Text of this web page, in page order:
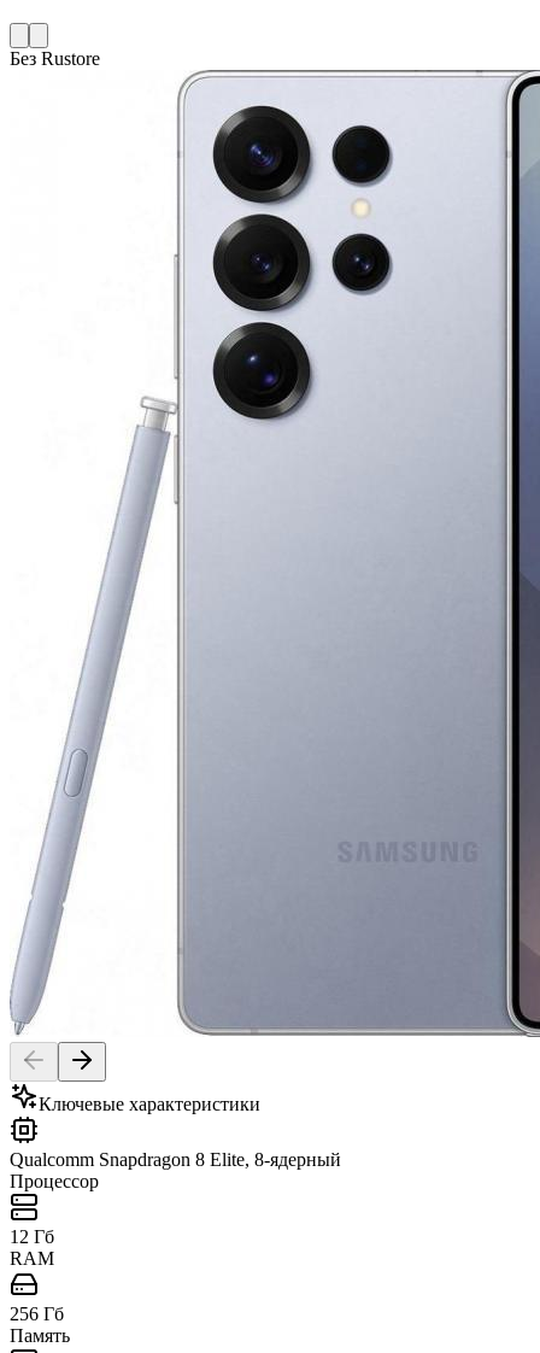
Без Rustore
Ключевые характеристики
Qualcomm Snapdragon 8 Elite, 8-ядерный
Процессор
12 Гб
RAM
256 Гб
Память